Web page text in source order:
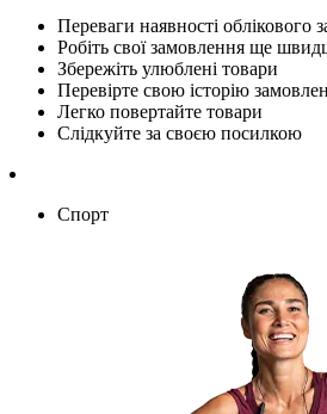
Переваги наявності облікового
Робіть свої замовлення ще
Збережіть улюблені товари
Перевірте свою історію
Легко повертайте товари
Слідкуйте за своєю посилкою
Спорт